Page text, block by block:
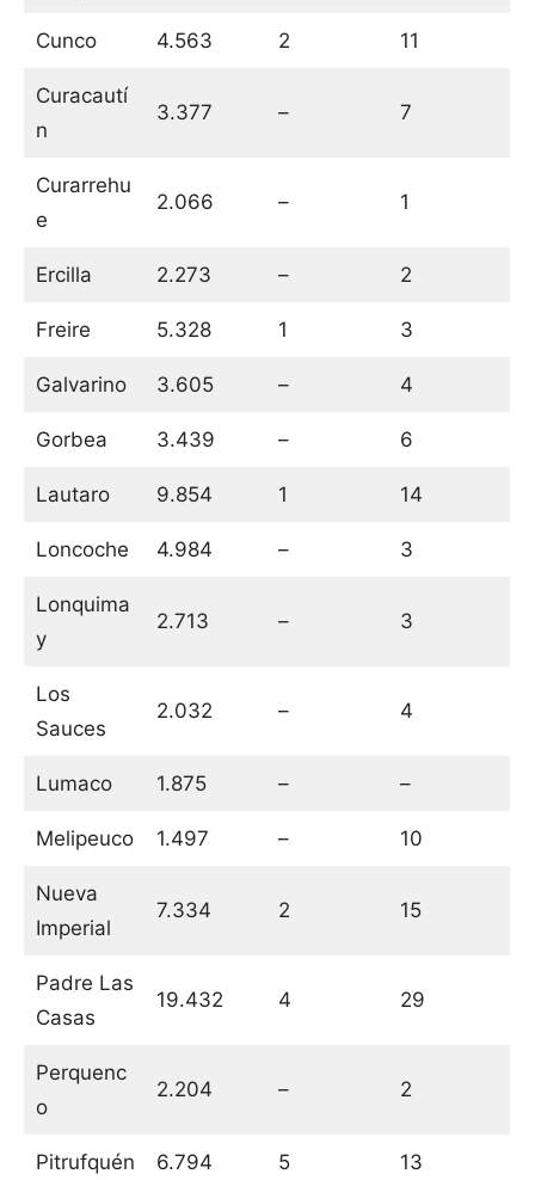
Cunco 4.563 2 11
Curacautí
n
3.377 – 7
Curarrehu
e
2.066 – 1
Ercilla 2.273 – 2
Freire 5.328 1 3
Galvarino 3.605 – 4
Gorbea 3.439 – 6
Lautaro 9.854 1 14
Loncoche 4.984 – 3
Lonquima
y
2.713 – 3
Los
Sauces
2.032 – 4
Lumaco 1.875 – –
Melipeuco 1.497 – 10
Nueva
Imperial
7.334 2 15
Padre Las
Casas
19.432 4 29
Perquenc
o
2.204 – 2
Pitrufquén 6.794 5 13